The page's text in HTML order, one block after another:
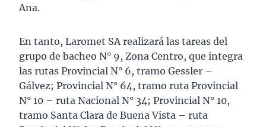
Ana.
En tanto, Laromet SA realizará las tareas del
grupo de bacheo N° 9, Zona Centro, que integra
las rutas Provincial N° 6, tramo Gessler –
Gálvez; Provincial N° 64, tramo ruta Provincial
N° 10 – ruta Nacional N° 34; Provincial N° 10,
tramo Santa Clara de Buena Vista – ruta